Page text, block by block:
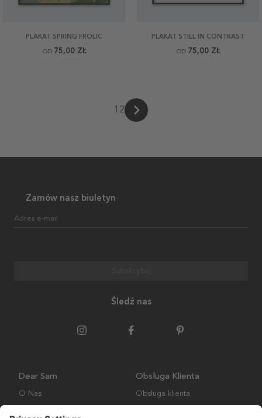
PLAKAT SPRING FROLIC
OD 75,00 ZŁ
PLAKAT STILL IN CONTRAST
OD 75,00 ZŁ
1 2
Zamów nasz biuletyn
Adres e-mail
Śledź nas
Dear Sam
O Nas
Obsługa Klienta
Obsługa klienta